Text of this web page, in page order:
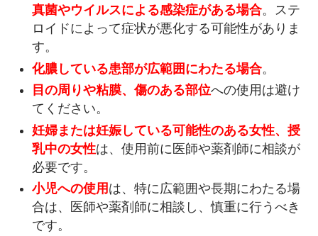
真菌やウイルスによる感染症がある場合。ステ
ロイドによって症状が悪化する可能性がありま
す。
化膿している患部が広範囲にわたる場合。
目の周りや粘膜、傷のある部位への使用は避け
てください。
妊婦または妊娠している可能性のある女性、授
乳中の女性は、使用前に医師や薬剤師に相談が
必要です。
小児への使用 は、特に広範囲や長期にわたる場
合は、医師や薬剤師に相談し、慎重に行うべき
です。